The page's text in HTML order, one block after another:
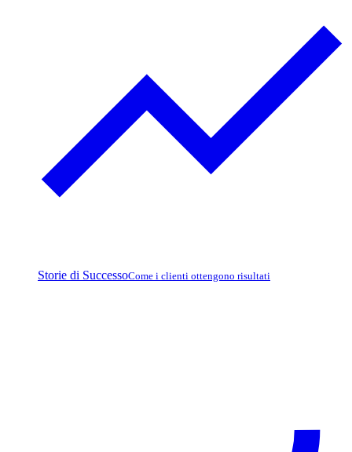
Storie di SuccessoCome i clienti ottengono risultati